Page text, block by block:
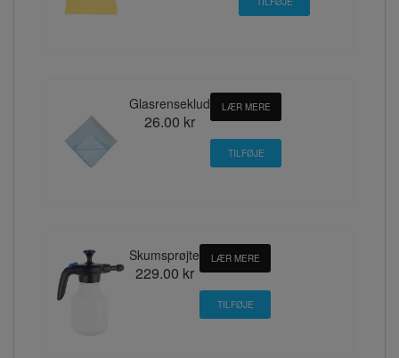
Glasrenseklud
26.00 kr
LÆR MERE
Skumsprøjte
229.00 kr
LÆR MERE